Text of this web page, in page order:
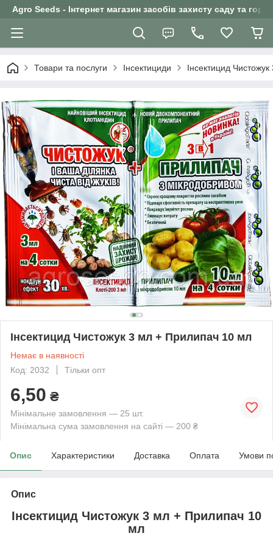
Agro Seeds - Інтернет магазин засобів захисту саду та
Товари та послуги Інсектициди Інсектицид
Інсектицид Чистожук 3 мл + Прилипач 10 мл
Немає в наявності
Код: 2032
Тільки опт
6,50 ₴
Мінімальне замовлення — 25 шт.
Мінімальна сума замовлення на сайті — 200 ₴
Опис Характеристики Доставка Оплата Умови
Опис
Інсектицид Чистожук 3 мл + Прилипач 10
мл